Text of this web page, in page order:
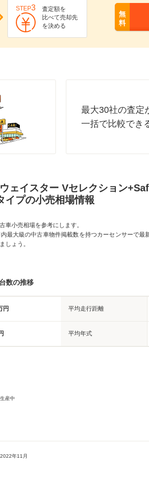
STEP3
査定額を
比べて売却先
を決める
無
料
最大30社の査定
一括で比較でき
ェイスター Vセレクション
イプの小売相場情報
車小売相場を参考にします。
最大級の中古車物件掲載数を持つカーセンサーで最
しょう。
数の推移
円 平均走行距離
平均年式
産中
年11月